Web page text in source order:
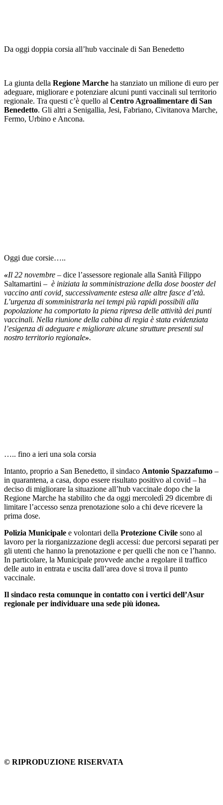
Da oggi doppia corsia all’hub vaccinale di San Benedetto
La giunta della Regione Marche ha stanziato un milione di euro per
adeguare, migliorare e potenziare alcuni punti vaccinali sul territorio
regionale. Tra questi c’è quello al Centro Agroalimentare di San
Benedetto. Gli altri a Senigallia, Jesi, Fabriano, Civitanova Marche,
Fermo, Urbino e Ancona.
Oggi due corsie…..
«Il 22 novembre – dice l’assessore regionale alla Sanità Filippo
Saltamartini – è iniziata la somministrazione della dose booster del
vaccino anti covid, successivamente estesa alle altre fasce d’età.
L’urgenza di somministrarla nei tempi più rapidi possibili alla
popolazione ha comportato la piena ripresa delle attività dei punti
vaccinali. Nella riunione della cabina di regia è stata evidenziata
l’esigenza di adeguare e migliorare alcune strutture presenti sul
nostro territorio regionale».
….. fino a ieri una sola corsia
Intanto, proprio a San Benedetto, il sindaco Antonio Spazzafumo –
in quarantena, a casa, dopo essere risultato positivo al covid – ha
deciso di migliorare la situazione all’hub vaccinale dopo che la
Regione Marche ha stabilito che da oggi mercoledì 29 dicembre di
limitare l’accesso senza prenotazione solo a chi deve ricevere la
prima dose.
Polizia Municipale e volontari della Protezione Civile sono al
lavoro per la riorganizzazione degli accessi: due percorsi separati per
gli utenti che hanno la prenotazione e per quelli che non ce l’hanno.
In particolare, la Municipale provvede anche a regolare il traffico
delle auto in entrata e uscita dall’area dove si trova il punto
vaccinale.
Il sindaco resta comunque in contatto con i vertici dell’Asur
regionale per individuare una sede più idonea.
© RIPRODUZIONE RISERVATA